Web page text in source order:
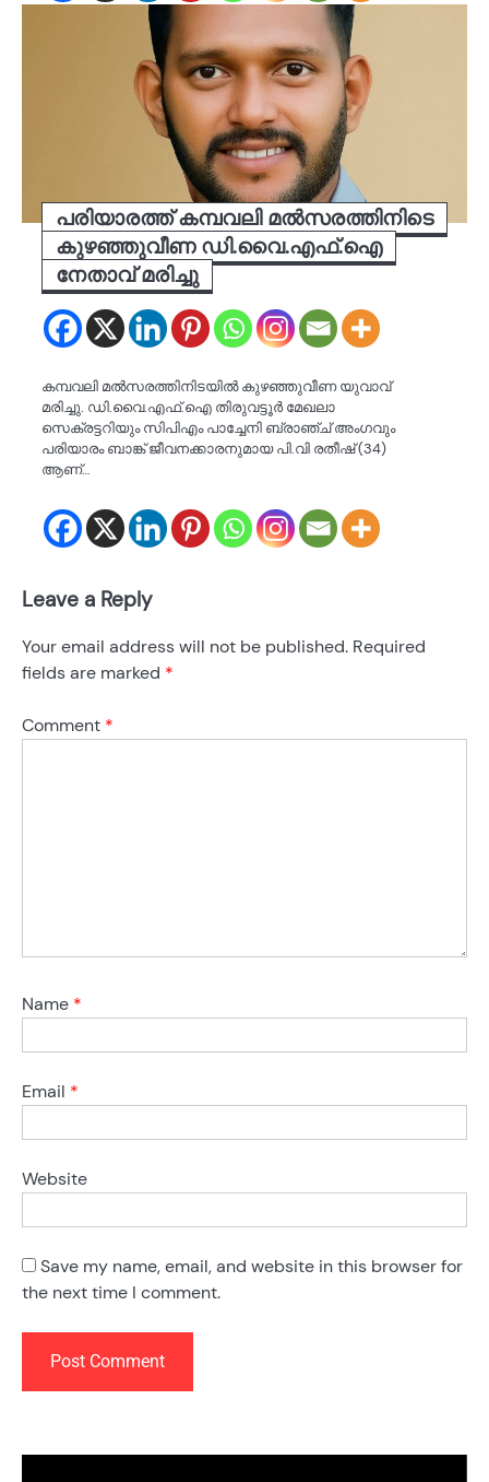
പരിയാരത്ത് കമ്പവലി മല്‍സരത്തിനിടെ
കുഴഞ്ഞുവീണ ഡി.വൈ.എഫ്.ഐ
നേതാവ് മരിച്ചു
കമ്പവലി മല്‍സരത്തിനിടയില്‍ കുഴഞ്ഞുവീണ യുവാവ്
മരിച്ചു. ഡി.വൈ.എഫ്.ഐ തിരുവട്ടൂര്‍ മേഖലാ
സെക്രട്ടറിയും സിപിഎം പാച്ചേനി ബ്രാഞ്ച് അംഗവും
പരിയാരം ബാങ്ക് ജീവനക്കാരനുമായ പി.വി രതീഷ് (34)
ആണ്…
Leave a Reply
Your email address will not be published. Required
fields are marked *
Comment *
Name *
Email *
Website
Save my name, email, and website in this browser for
the next time I comment.